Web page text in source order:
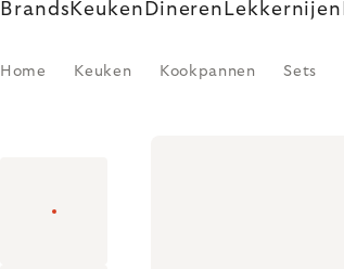
Brands Keuken Dineren Lekkernijen
Home Keuken Kookpannen Sets